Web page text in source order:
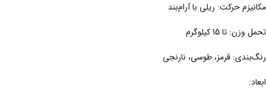
مکانیزم حرکت: ریلی با آرام‌بند
تحمل وزن: تا 15 کیلوگرم
رنگ‌بندی: قرمز، طوسی، نارنجی
ابعاد: